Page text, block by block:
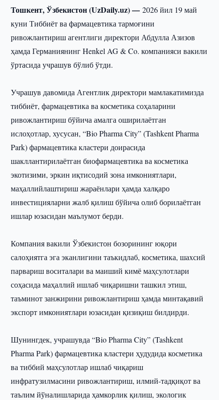
Тошкент, Ўзбекистон (UzDaily.uz) —2026 йил 19 май
куни Тиббиёт ва фармацевтика тармоғини
ривожлантириш агентлиги директори Абдулла Азизов
ҳамда Германиянинг Henkel AG & Co. компанияси вакили
ўртасида учрашув бўлиб ўтди.
Учрашув давомида Агентлик директори мамлакатимизда
тиббиёт, фармацевтика ва косметика соҳаларини
ривожлантириш бўйича амалга оширилаётган
ислоҳотлар, хусусан, “Bio Pharma City” (Tashkent Pharma
Park) фармацевтика кластери доирасида
шакллантирилаётган биофармацевтика ва косметика
экотизими, эркин иқтисодий зона имкониятлари,
маҳаллийлаштириш жараёнлари ҳамда халқаро
инвестицияларни жалб қилиш бўйича олиб борилаётган
ишлар юзасидан маълумот берди.
Компания вакили Ўзбекистон бозорининг юқори
салоҳиятга эга эканлигини таъкидлаб, косметика, шахсий
парвариш воситалари ва маиший кимё маҳсулотлари
соҳасида маҳаллий ишлаб чиқаришни ташкил этиш,
таъминот занжирини ривожлантириш ҳамда минтақавий
экспорт имкониятлари юзасидан қизиқиш билдирди.
Шунингдек, учрашувда “Bio Pharma City” (Tashkent
Pharma Park) фармацевтика кластери ҳудудида косметика
ва тиббий маҳсулотлар ишлаб чиқариш
инфратузилмасини ривожлантириш, илмий-тадқиқот ва
таълим йўналишларида ҳамкорлик қилиш, экологик